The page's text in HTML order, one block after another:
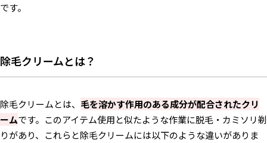
です。
除毛クリームとは？
除毛クリームとは、 毛を溶かす作用のある成分が配合されたクリ
ームです。このアイテム使用と似たような作業に脱毛・カミソリ剃
りがあり、これらと除毛クリームには以下のような違いがありま